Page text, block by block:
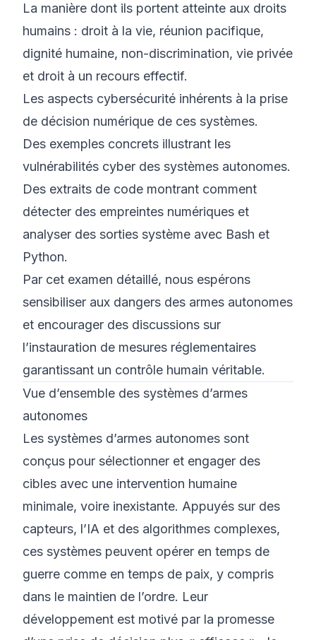
La manière dont ils portent atteinte aux droits
humains : droit à la vie, réunion pacifique,
dignité humaine, non-discrimination, vie privée
et droit à un recours effectif.
Les aspects cybersécurité inhérents à la prise
de décision numérique de ces systèmes.
Des exemples concrets illustrant les
vulnérabilités cyber des systèmes autonomes.
Des extraits de code montrant comment
détecter des empreintes numériques et
analyser des sorties système avec Bash et
Python.
Par cet examen détaillé, nous espérons
sensibiliser aux dangers des armes autonomes
et encourager des discussions sur
l’instauration de mesures réglementaires
garantissant un contrôle humain véritable.
Vue d’ensemble des systèmes d’armes
autonomes
Les systèmes d’armes autonomes sont
conçus pour sélectionner et engager des
cibles avec une intervention humaine
minimale, voire inexistante. Appuyés sur des
capteurs, l’IA et des algorithmes complexes,
ces systèmes peuvent opérer en temps de
guerre comme en temps de paix, y compris
dans le maintien de l’ordre. Leur
développement est motivé par la promesse